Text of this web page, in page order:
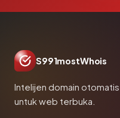
S991mostWhois
Intelijen domain
untuk web terbuka.